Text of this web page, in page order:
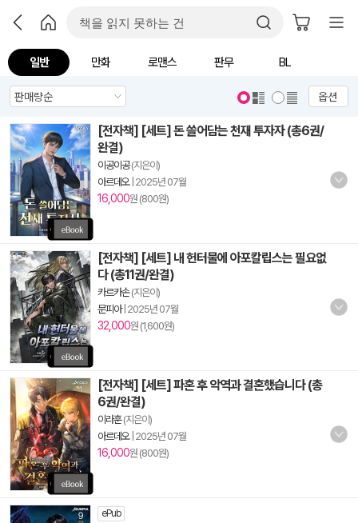
일반 만화 로맨스 판무 BL
옵션
[전자책] [세트] 돈 쓸어담는 천재 투자자 (총6권/
완결)
이공이공(지은이)
아르데오| 2025년 07월
16,000원 (800원)
[전자책] [세트] 내 헌터물에 아포칼립스는 필요없
다 (총11권/완결)
카르카손(지은이)
문피아| 2025년 07월
32,000원 (1,600원)
[전자책] [세트] 파혼 후 악역과 결혼했습니다 (총
6권/완결)
이라훈(지은이)
아르데오| 2025년 07월
16,000원 (800원)
ePub